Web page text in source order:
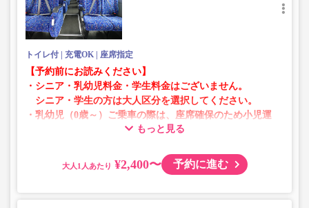
トイレ付 充電OK 座席指定
【予約前にお読みください】
・シニア・乳幼児料金・学生料金はございません。
シニア・学生の方は大人区分を選択してください。
・乳幼児（0歳～）ご乗車の際は、座席確保のため小児運
賃での乗車券が必要です。
・AM1時～5時の間はシステムメンテナンスの為ご予約が
・在庫の状況はリアルタイムの表示ではございません。
もっと見る
大人 ¥2,400〜 予約に進む